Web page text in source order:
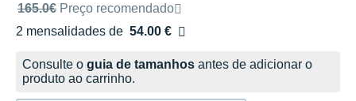
Preço de venda recomendado pela marca
165.0€ Preço recomendado
2 mensalidades de 54.00 €
sem custos
Consulte o guia de tamanhos antes de adicionar o
produto ao carrinho.